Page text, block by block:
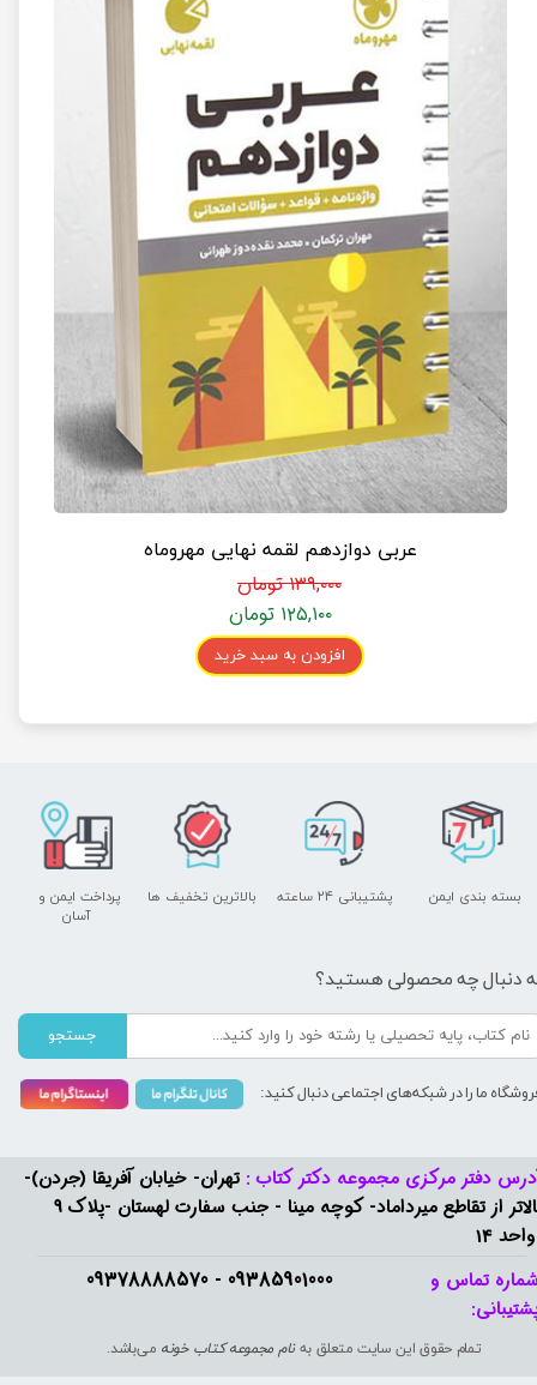
عربی دوازدهم لقمه نهایی مهروماه
۱۳۹,۰۰۰ تومان
۱۲۵,۱۰۰ تومان
افزودن به سبد خرید
09385901000 - 09378888570​​​​​​​
دفتر مرکزی مجموعه دکتر کتاب : تهران- خیابان آفریقا (جردن)-
بالاتر از تقاطع میرداماد- کوچه مینا - جنب سفارت لهستان -پلاک 9
14
تمام حقوق این سایت متعلق بهنام مجموعه کتاب خونه می‌باشد.
تماس و
پشتیبانی ۲۴ ساعته
پرداخت ایمن و ​​​​​​​
آسان
بسته بندی ایمن بالاترین تخفیف ها
دنبال چه محصولی هستید؟
جستجو
ما را در شبکه‌های اجتماعی دنبال کنید: